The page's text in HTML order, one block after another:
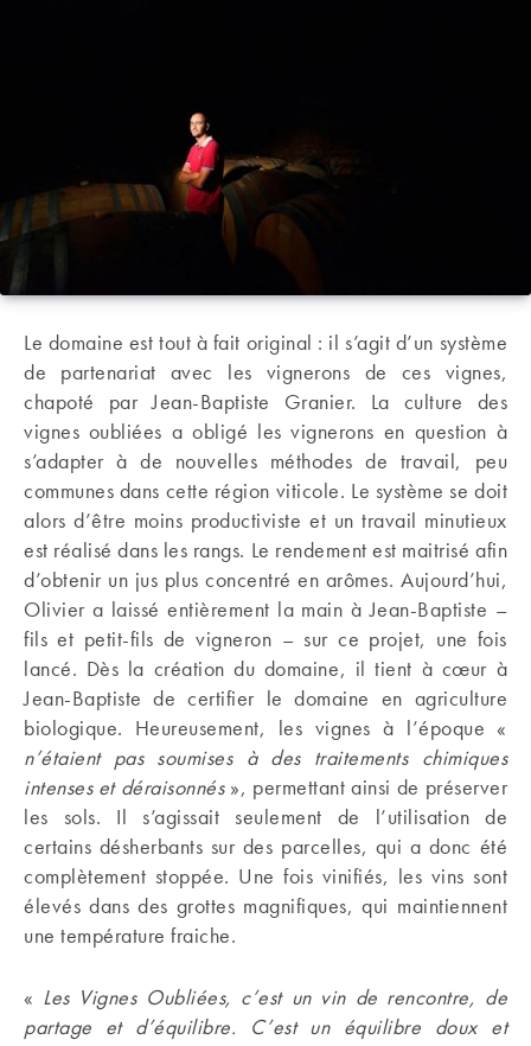
Le domaine est tout à fait original : il s’agit d’un système
de partenariat avec les vignerons de ces vignes,
chapoté par Jean-Baptiste Granier. La culture des
vignes oubliées a obligé les vignerons en question à
s’adapter à de nouvelles méthodes de travail, peu
communes dans cette région viticole. Le système se doit
alors d’être moins productiviste et un travail minutieux
est réalisé dans les rangs. Le rendement est maitrisé afin
d’obtenir un jus plus concentré en arômes. Aujourd’hui,
Olivier a laissé entièrement la main à Jean-Baptiste –
fils et petit-fils de vigneron – sur ce projet, une fois
lancé. Dès la création du domaine, il tient à cœur à
Jean-Baptiste de certifier le domaine en agriculture
biologique. Heureusement, les vignes à l’époque «
n’étaient pas soumises à des traitements chimiques
intenses et déraisonnés», permettant ainsi de préserver
les sols. Il s’agissait seulement de l’utilisation de
certains désherbants sur des parcelles, qui a donc été
complètement stoppée. Une fois vinifiés, les vins sont
élevés dans des grottes magnifiques, qui maintiennent
une température fraiche.
« Les Vignes Oubliées, c’est un vin de rencontre, de
partage et d’équilibre. C’est un équilibre doux et